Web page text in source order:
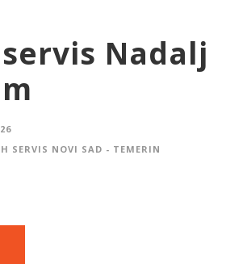
Nadalj
SERVIS NOVI SAD - TEMERIN